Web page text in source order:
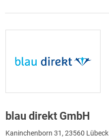
blau direkt GmbH
Kaninchenborn 31, 23560 Lübeck